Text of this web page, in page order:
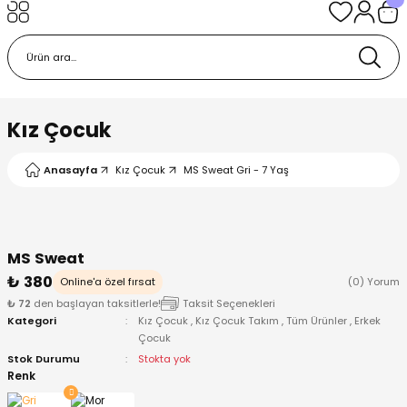
Kız Çocuk
Anasayfa Kız Çocuk MS Sweat Gri - 7 Yaş
MS Sweat
₺ 380
Online'a özel fırsat
(0) Yorum
₺ 72 den başlayan taksitlerle!
Taksit Seçenekleri
Kategori
Kız Çocuk , Kız Çocuk Takım ,Tüm Ürünler , Erkek
Çocuk
Stok Durumu
Stokta yok
Renk
Body
Bere ve Eldiven
Body
ve Patik
Çıkışı ve Zıbın Seti
Ürünleri